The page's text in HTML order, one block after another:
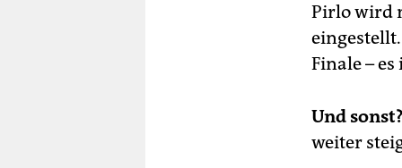
Pirlo wird
Finale –
Und sonst?
weiter